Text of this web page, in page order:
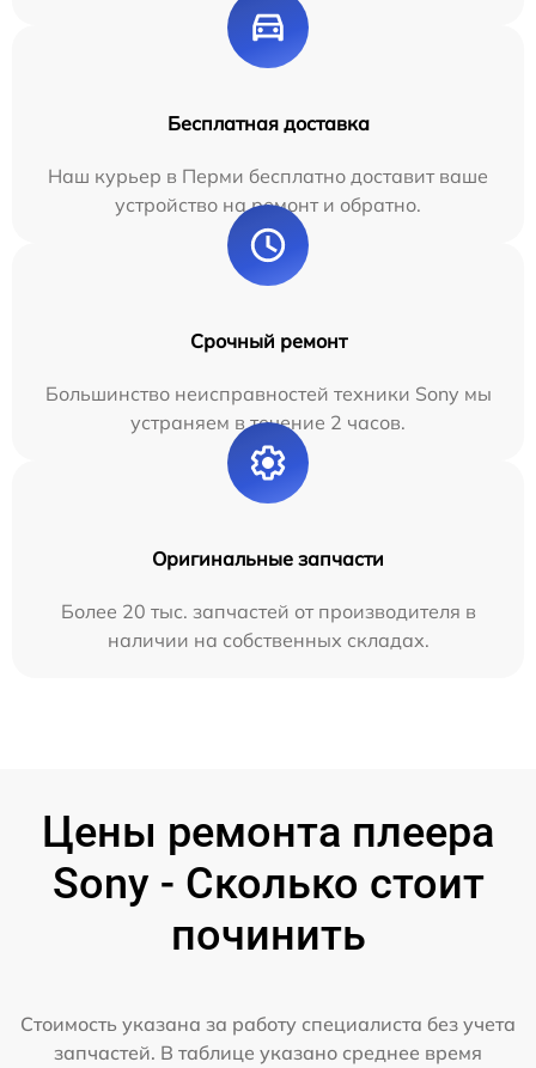
Бесплатная доставка
Наш курьер в Перми бесплатно доставит ваше
устройство на ремонт и обратно.
Срочный ремонт
Большинство неисправностей техники Sony мы
устраняем в течение 2 часов.
Оригинальные запчасти
Более 20 тыс. запчастей от производителя в
наличии на собственных складах.
Цены ремонта плеера
Sony - Сколько стоит
починить
Стоимость указана за работу специалиста без учета
запчастей. В таблице указано среднее время